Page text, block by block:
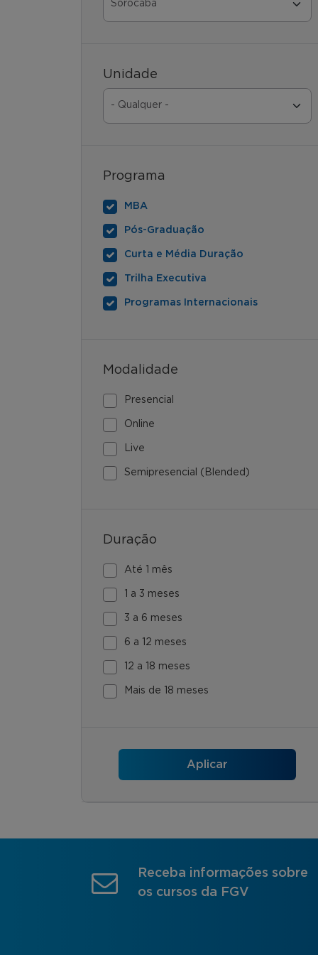
Unidade
Programa
MBA
Pós-Graduação
Curta e Média Duração
Trilha Executiva
Programas Internacionais
Modalidade
Presencial
Online
Live
Semipresencial (Blended)
Duração
Até 1 mês
1 a 3 meses
3 a 6 meses
6 a 12 meses
12 a 18 meses
Mais de 18 meses
Receba informações sobre
os cursos da FGV